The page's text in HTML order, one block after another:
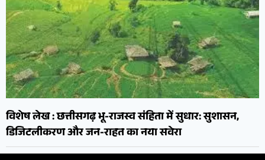
विशेष लेख : छत्तीसगढ़ भू-राजस्व संहिता में सुधार: सुशासन,
डिजिटलीकरण और जन-राहत का नया सवेरा